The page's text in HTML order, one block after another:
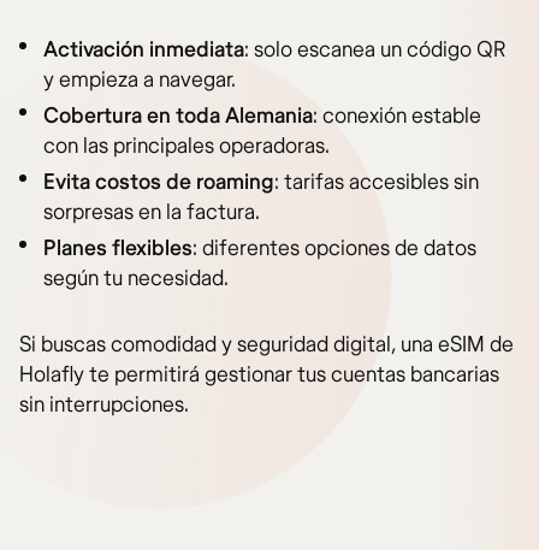
Activación inmediata: solo escanea un código QR
y empieza a navegar.
Cobertura en toda Alemania: conexión estable
con las principales operadoras.
Evita costos de roaming: tarifas accesibles sin
sorpresas en la factura.
Planes flexibles: diferentes opciones de datos
según tu necesidad.
Si buscas comodidad y seguridad digital, una eSIM de
Holafly te permitirá gestionar tus cuentas bancarias
sin interrupciones.